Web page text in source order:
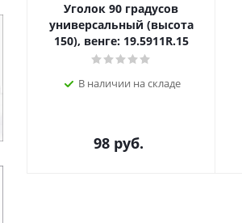
Уголок 90 градусов
универсальный (высота
150), венге: 19.5911R.15
В наличии на складе
98руб.